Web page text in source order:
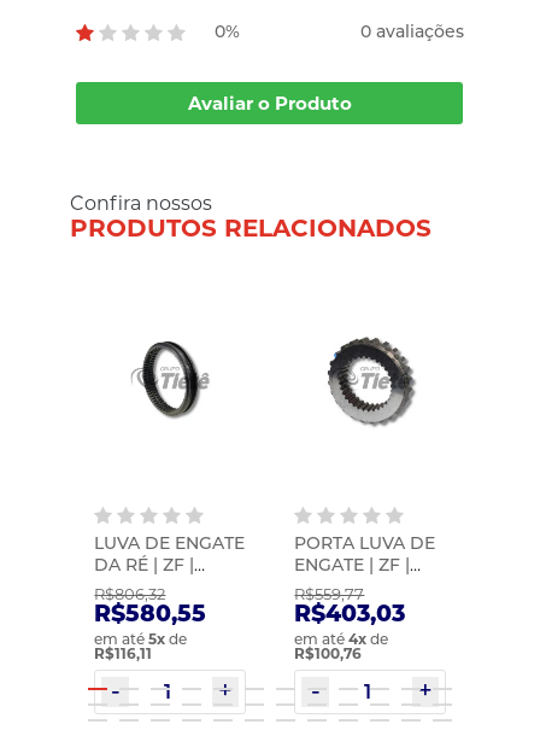
0% 0 avaliações
Avaliar o Produto
Confira nossos
PRODUTOS RELACIONADOS
LUVA DE ENGATE
DA RÉ | ZF |
0073301163
R$806,32
R$580,55
em até5x de
R$116,11
PORTA LUVA DE
ENGATE | ZF |
1324304037
R$559,77
R$403,03
em até4x de
R$100,76